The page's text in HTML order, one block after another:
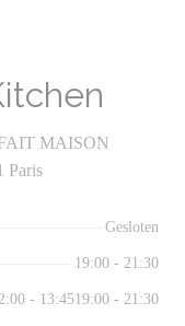
MAISON
Paris
Gesloten
19:00 - 21:30
- 13:4519:00 - 21:30